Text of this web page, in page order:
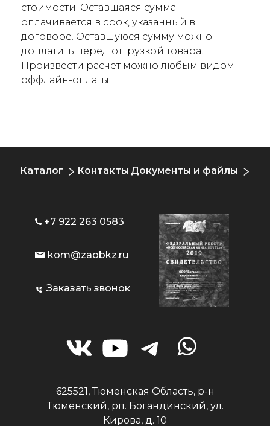
стоимости. Оставшаяся сумма
оплачивается в срок, указанный в
договоре. Оставшуюся сумму можно
доплатить перед отгрузкой товара.
Произвести расчет можно любым видом
оффлайн-оплаты.
Каталог Контакты Документы и файлы
+7 922 263 0583
kom@zaobkz.ru
Заказать звонок
625521, Тюменская Область, р-н
Тюменский, рп. Богандинский, ул.
Кирова, д. 10